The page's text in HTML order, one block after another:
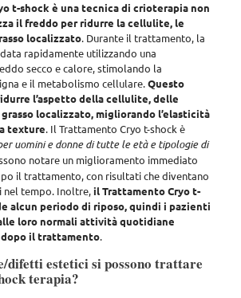
t-shock è una tecnica di crioterapia non
il freddo per ridurre la cellulite, le
localizzato. Durante il trattamento, la
rapidamente utilizzando una
secco e calore, stimolando la
e il metabolismo cellulare.Questo
l’aspetto della cellulite, delle
localizzato, migliorando l’elasticità
texture. Il Trattamento Cryo t-shock è
uomini e donne di tutte le età e tipologie di
notare un miglioramento immediato
il trattamento, con risultati che diventano
nel tempo. Inoltre,il Trattamento Cryo t-
alcun periodo di riposo, quindi i pazienti
loro normali attività quotidiane
il trattamento.
difetti estetici si possono trattare
terapia?